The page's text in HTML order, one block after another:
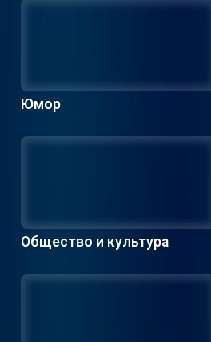
Юмор
Общество и культура